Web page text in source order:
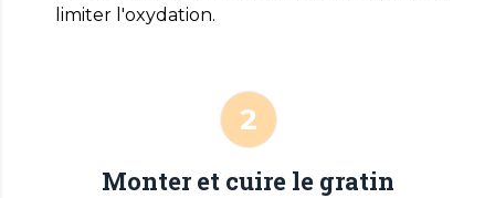
limiter l'oxydation.
Monter et cuire le gratin